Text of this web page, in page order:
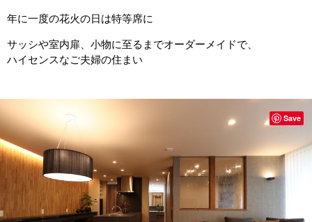
年に一度の花火の日は特等席に
サッシや室内扉、小物に至るまでオーダーメイドで、
ハイセンスなご夫婦の住まい
Save